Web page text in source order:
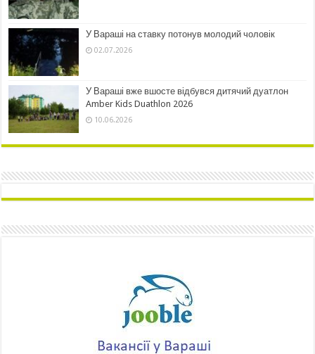
У Вараші на ставку потонув молодий чоловік
02.07.2026
У Вараші вже вшосте відбувся дитячий дуатлон
Amber Kids Duathlon 2026
10.06.2026